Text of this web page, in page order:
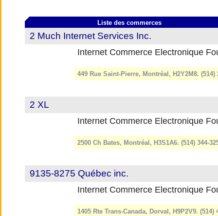
Liste des commerces
2 Much Internet Services Inc.
Internet Commerce Electronique
449 Rue Saint-Pierre, Montréal, H2Y2M8. (514)
2 XL
Internet Commerce Electronique
2500 Ch Bates, Montréal, H3S1A6. (514) 344-
9135-8275 Québec inc.
Internet Commerce Electronique
1405 Rte Trans-Canada, Dorval, H9P2V9. (514)